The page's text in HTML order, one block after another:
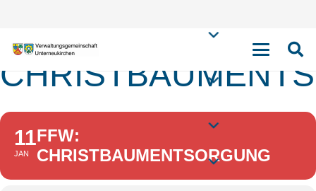
FFW:
11
JAN
FFW:
CHRISTBAUMENTSORGUNG